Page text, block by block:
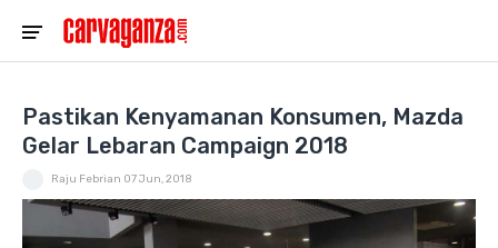
Pastikan Kenyamanan Konsumen, Mazda
Gelar Lebaran Campaign 2018
Raju Febrian 07 Jun, 2018